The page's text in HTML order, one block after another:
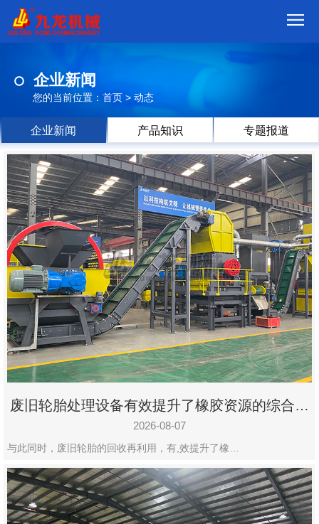
品
视
频
现
场
方
案
动
态
联
系
郑
州
市
九
设
有
限
公
企业新闻
您的当前位置： 首页 > 动态
企业新闻 产品知识 专题报道
废旧轮胎处理设备有效提升了橡胶资源的综合利
用率
2026-08-07
与此同时，废旧轮胎的回收再利用，有,效提升了橡…